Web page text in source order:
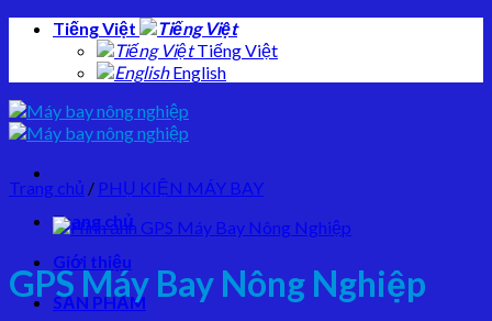
Skip
Tiếng Việt
Tiếng Việt
English
Trang chủ
Giới thiệu
SẢN PHẨM
Trang chủ / PHỤ KIỆN MÁY BAY
GPS Máy Bay Nông Nghiệp